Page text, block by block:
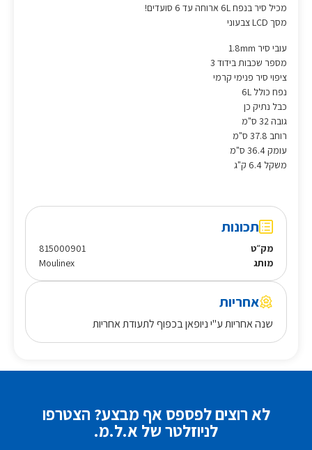
מכיל סיר בנפח 6L ארוחה עד 6 סועדים!
מסך LCD צבעוני
עובי סיר 1.8mm
מספר שכבות בידוד 3
ציפוי סיר פנימי קרמי
נפח כולל 6L
כבל נתיק כן
גובה 32 ס"מ
רוחב 37.8 ס"מ
עומק 36.4 ס"מ
משקל 6.4 ק"ג
תכונות
מק״ט
815000901
מותג
Moulinex
אחריות
שנה אחריות ע"י ניופאן בכפוף לתעודת אחריות
לא רוצים לפספס אף מבצע? הצטרפו
לניוזלטר של א.ל.מ.